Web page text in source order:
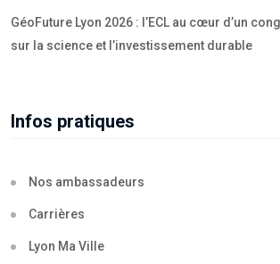
GéoFuture Lyon 2026 : l’ECL au cœur d’un
sur la science et l’investissement durable
Infos pratiques
Nos ambassadeurs
Carrières
Lyon Ma Ville